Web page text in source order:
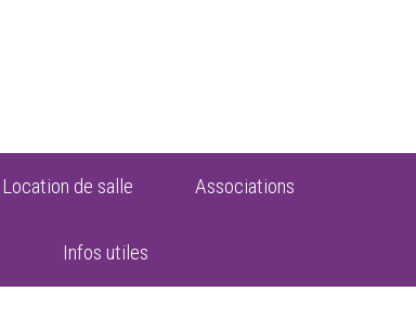
Location de salle Associations
Infos utiles